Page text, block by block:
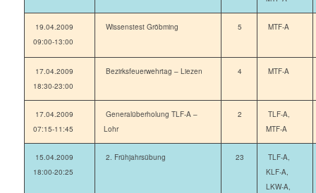
19.04.2009
09:00-13:00
Wissenstest Gröbming 5 MTF-A
17.04.2009
18:30-23:00
Bezirksfeuerwehrtag – Liezen 4 MTF-A
17.04.2009
07:15-11:45
Generalüberholung TLF-A –
Lohr
2
TLF-A,
MTF-A
15.04.2009
18:00-20:25
2. Frühjahrsübung 23
TLF-A,
KLF-A,
LKW-A,